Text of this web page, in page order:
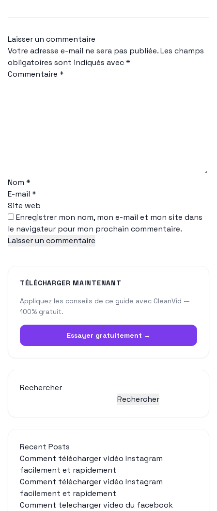
Laisser un commentaire
Votre adresse e-mail ne sera pas publiée.Les champs
obligatoires sont indiqués avec*
Commentaire *
Nom *
E-mail *
Site web
Enregistrer mon nom, mon e-mail et mon site dans
le navigateur pour mon prochain commentaire.
TÉLÉCHARGER MAINTENANT
Appliquez les conseils de ce guide avec CleanVid —
100% gratuit.
Essayer gratuitement →
Rechercher
Rechercher
Recent Posts
Comment télécharger vidéo Instagram
facilement et rapidement
Comment télécharger vidéo Instagram
facilement et rapidement
Comment telecharger video du facebook